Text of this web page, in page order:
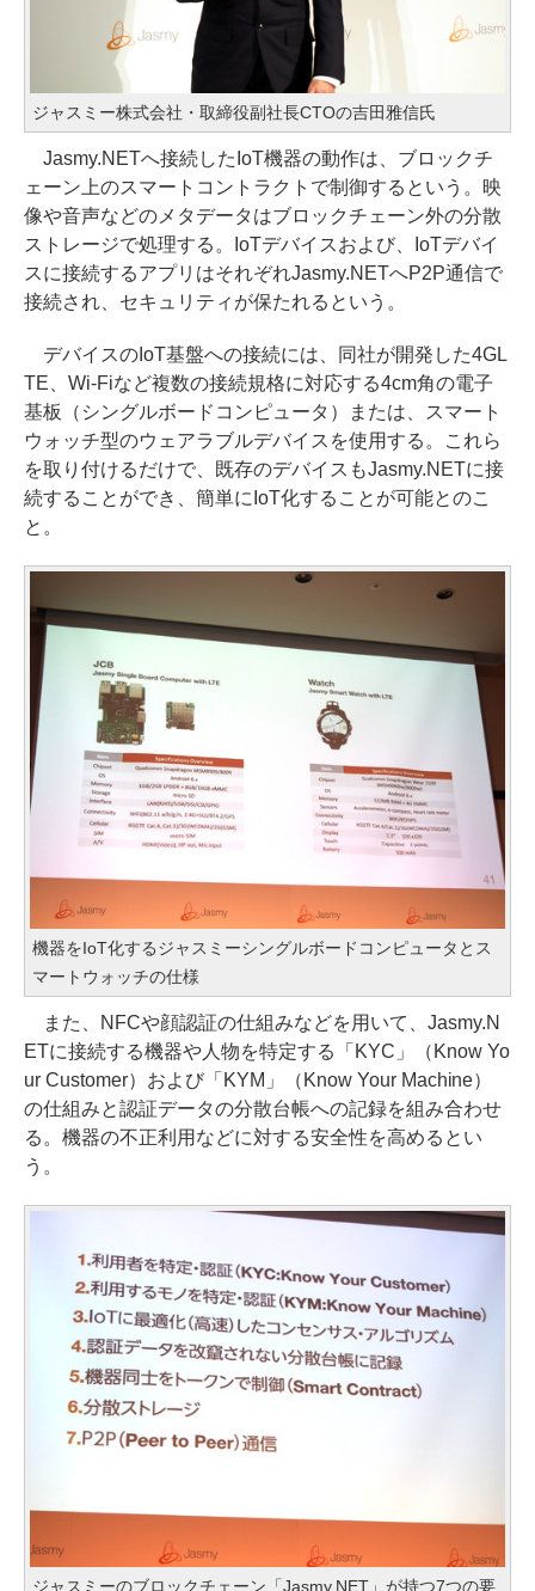
ジャスミー株式会社・取締役副社長CTOの吉田雅信氏
Jasmy.NETへ接続したIoT機器の動作は、ブロックチ
ェーン上のスマートコントラクトで制御するという。映
像や音声などのメタデータはブロックチェーン外の分散
ストレージで処理する。IoTデバイスおよび、IoTデバイ
スに接続するアプリはそれぞれJasmy.NETへP2P通信で
接続され、セキュリティが保たれるという。
デバイスのIoT基盤への接続には、同社が開発した4GL
TE、Wi-Fiなど複数の接続規格に対応する4cm角の電子
基板（シングルボードコンピュータ）または、スマート
ウォッチ型のウェアラブルデバイスを使用する。これら
を取り付けるだけで、既存のデバイスもJasmy.NETに接
続することができ、簡単にIoT化することが可能とのこ
と。
機器をIoT化するジャスミーシングルボードコンピュータとス
マートウォッチの仕様
また、NFCや顔認証の仕組みなどを用いて、Jasmy.N
ETに接続する機器や人物を特定する「KYC」（Know Yo
ur Customer）および「KYM」（Know Your Machine）
の仕組みと認証データの分散台帳への記録を組み合わせ
る。機器の不正利用などに対する安全性を高めるとい
う。
ジャスミーのブロックチェーン「Jasmy.NET」が持つ7つの要